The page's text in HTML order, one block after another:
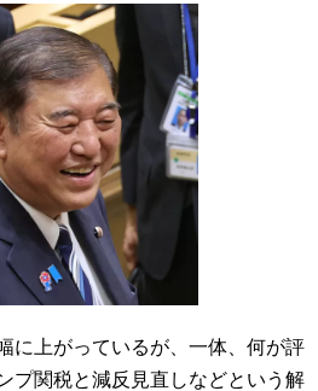
に上がっているが、一体、何が評
プ関税と減反見直しなどという解